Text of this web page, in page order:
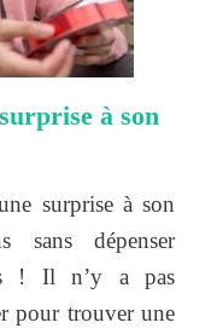
à son
surprise à son
dépenser
! Il n’y a pas
pour trouver une